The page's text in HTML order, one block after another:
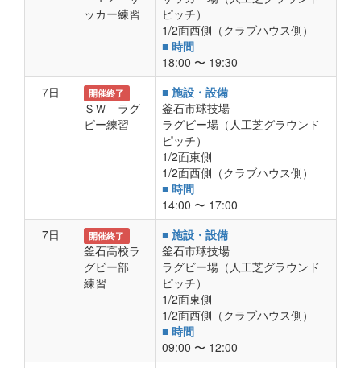
ッカー練習
ピッチ）
1/2面西側（クラブハウス側）
■ 時間
18:00 〜 19:30
7日
開催終了
ＳＷ ラグ
ビー練習
■ 施設・設備
釜石市球技場
ラグビー場（人工芝グラウンド
ピッチ）
1/2面東側
1/2面西側（クラブハウス側）
■ 時間
14:00 〜 17:00
7日
開催終了
釜石高校ラ
グビー部
練習
■ 施設・設備
釜石市球技場
ラグビー場（人工芝グラウンド
ピッチ）
1/2面東側
1/2面西側（クラブハウス側）
■ 時間
09:00 〜 12:00